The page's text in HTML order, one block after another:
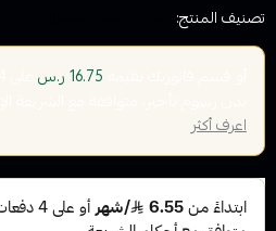
تصنيف المنتج:
16.75 ر.س
اعرف أكثر